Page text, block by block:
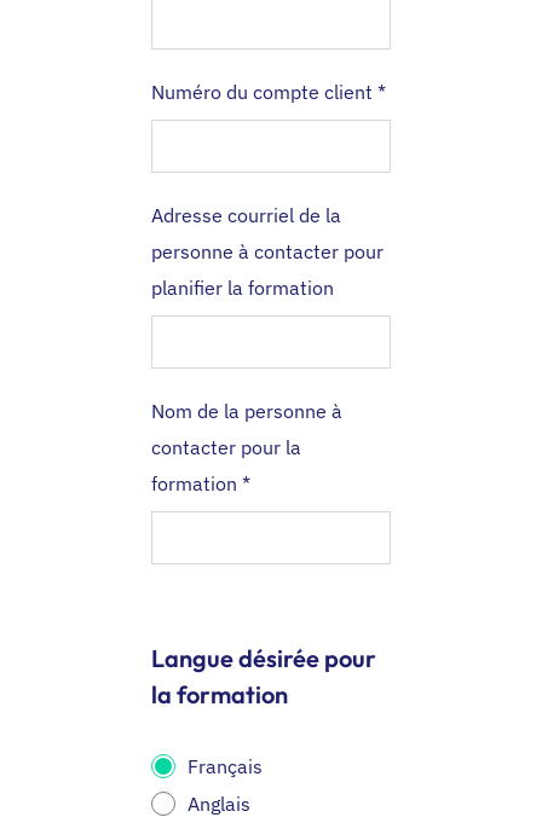
Numéro du compte client *
Adresse courriel de la
personne à contacter pour
planifier la formation
Nom de la personne à
contacter pour la
formation *
Langue désirée pour
la formation
Français
Anglais